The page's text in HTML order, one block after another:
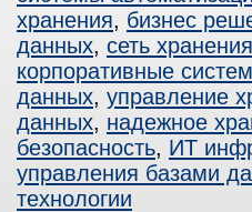
хранения, бизнес
данных, сеть
корпоративные
данных, управление
данных, надежное
безопасность, ИТ
управления базами
технологии